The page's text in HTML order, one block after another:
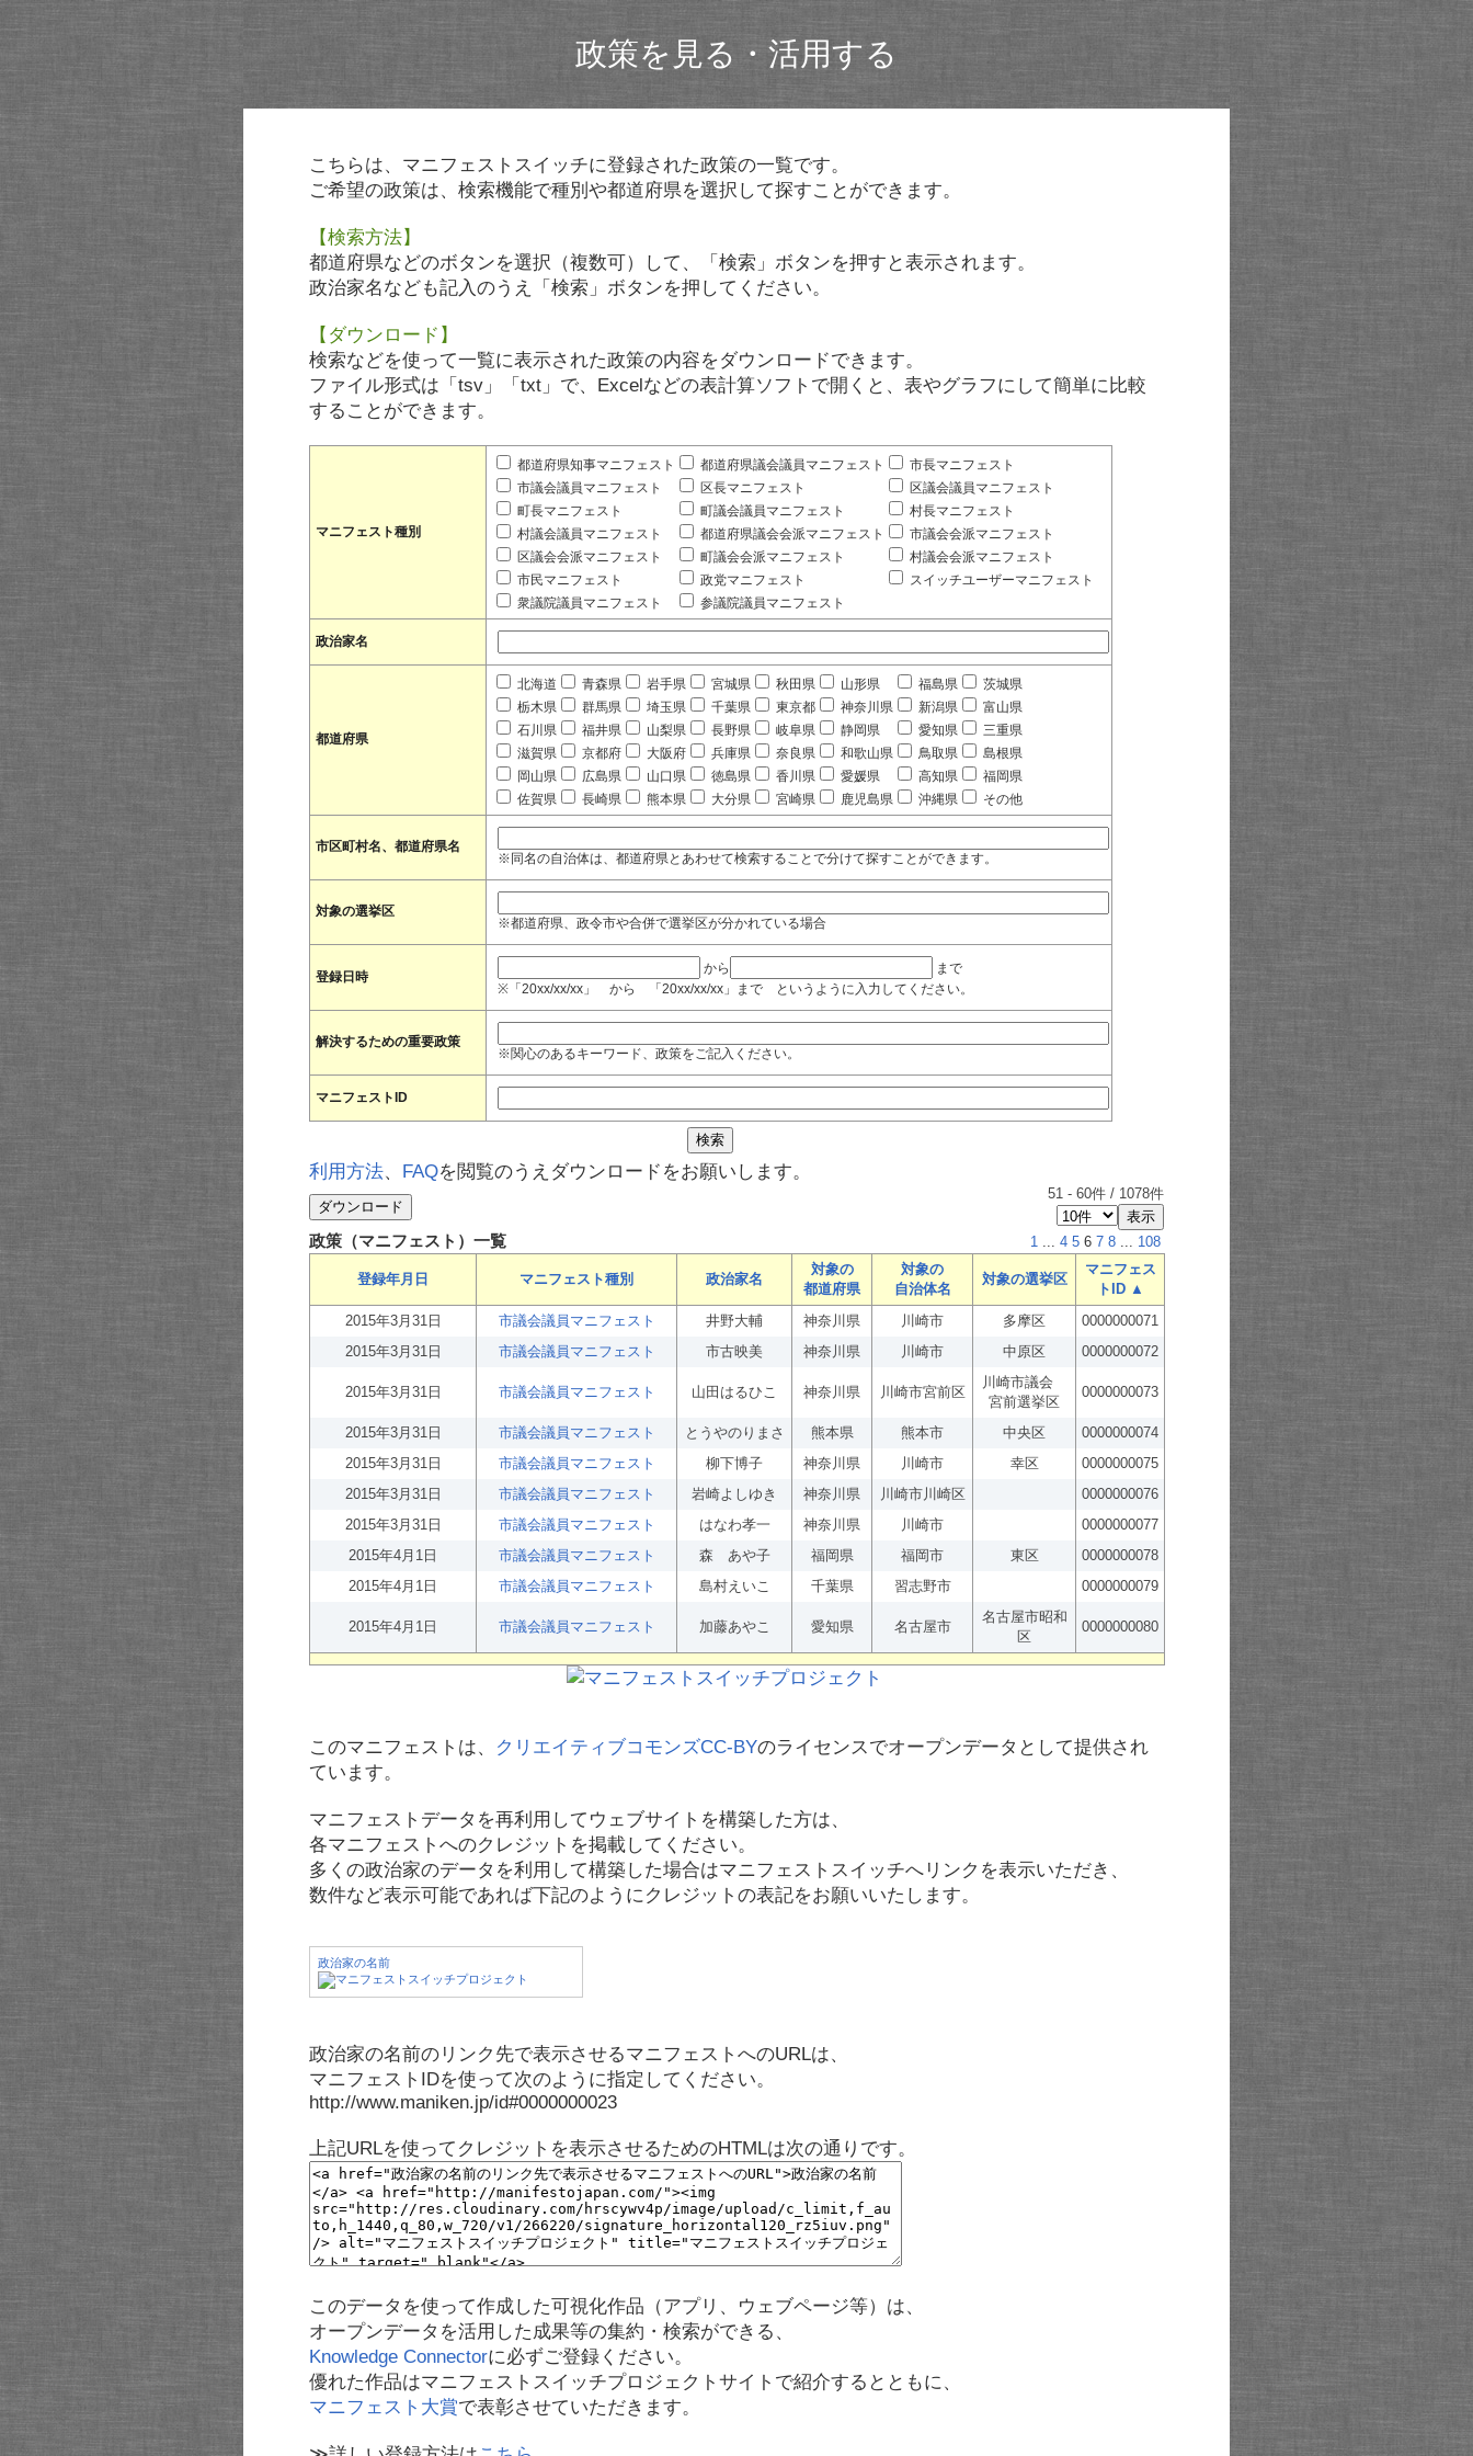
政策を見る・活用する
こちらは、マニフェストスイッチに登録された政策の一覧です。
ご希望の政策は、検索機能で種別や都道府県を選択して探すことができます。
【検索方法】
都道府県などのボタンを選択（複数可）して、「検索」ボタンを押すと表示されます。
政治家名なども記入のうえ「検索」ボタンを押してください。
【ダウンロード】
検索などを使って一覧に表示された政策の内容をダウンロードできます。
ファイル形式は「tsv」「txt」で、Excelなどの表計算ソフトで開くと、表やグラフにして簡単に比較
することができます。
マニフェスト種別
都道府県知事マニフェスト 都道府県議会議員マニフェスト
市長マニフェスト
市議会議員マニフェスト
区長マニフェスト
区議会議員マニフェスト
町長マニフェスト
町議会議員マニフェスト
村長マニフェスト
村議会議員マニフェスト
都道府県議会会派マニフェスト
市議会会派マニフェスト
区議会会派マニフェスト
町議会会派マニフェスト
村議会会派マニフェスト
市民マニフェスト
政党マニフェスト
スイッチユーザーマニフェスト
衆議院議員マニフェスト
参議院議員マニフェスト
政治家名
都道府県
北海道 青森県 岩手県 宮城県 秋田県 山形県 福島県
茨城県
栃木県
群馬県 埼玉県 千葉県 東京都 神奈川県 新潟県
富山県
石川県
福井県 山梨県 長野県 岐阜県 静岡県 愛知県
三重県
滋賀県
京都府 大阪府 兵庫県 奈良県 和歌山県 鳥取県
島根県
岡山県
広島県 山口県 徳島県 香川県 愛媛県 高知県
福岡県
佐賀県
長崎県 熊本県 大分県 宮崎県 鹿児島県 沖縄県 その他
市区町村名、都道府県名
※同名の自治体は、都道府県とあわせて検索することで分けて探すことができます。
対象の選挙区
※都道府県、政令市や合併で選挙区が分かれている場合
登録日時
から
まで
※「20xx/xx/xx」 から 「20xx/xx/xx」まで というように入力してください。
解決するための重要政策
※関心のあるキーワード、政策をご記入ください。
マニフェストID
利用方法、 FAQを閲覧のうえダウンロードをお願いします。
51 - 60件 / 1078件
政策（マニフェスト）一覧 1 ... 4 5 6 7 8 ... 108
登録年月日 マニフェスト種別 政治家名
対象の
都道府県
対象の
自治体名
対象の選挙区
マニフェス
トID ▲
2015年3月31日
市議会議員マニフェスト 井野大輔 神奈川県 川崎市 多摩区
0000000071
2015年3月31日
市議会議員マニフェスト 市古映美 神奈川県 川崎市 中原区 0000000072
2015年3月31日 市議会議員マニフェスト 山田はるひこ 神奈川県 川崎市宮前区
川崎市議会
宮前選挙区
0000000073
2015年3月31日 市議会議員マニフェスト とうやのりまさ 熊本県 熊本市 中央区
0000000074
2015年3月31日
市議会議員マニフェスト 柳下博子 神奈川県 川崎市 幸区
0000000075
2015年3月31日
市議会議員マニフェスト 岩崎よしゆき 神奈川県 川崎市川崎区
0000000076
2015年3月31日
市議会議員マニフェスト はなわ孝一 神奈川県 川崎市
0000000077
2015年4月1日
市議会議員マニフェスト 森 あや子 福岡県 福岡市 東区
0000000078
2015年4月1日
市議会議員マニフェスト 島村えいこ 千葉県 習志野市 0000000079
2015年4月1日 市議会議員マニフェスト 加藤あやこ 愛知県 名古屋市
名古屋市昭和
区
0000000080
このマニフェストは、 クリエイティブコモンズCC-BYのライセンスでオープンデータとして提供され
ています。
マニフェストデータを再利用してウェブサイトを構築した方は、
各マニフェストへのクレジットを掲載してください。
多くの政治家のデータを利用して構築した場合はマニフェストスイッチへリンクを表示いただき、
数件など表示可能であれば下記のようにクレジットの表記をお願いいたします。
政治家の名前
政治家の名前のリンク先で表示させるマニフェストへのURLは、
マニフェストIDを使って次のように指定してください。
http://www.maniken.jp/id#0000000023
上記URLを使ってクレジットを表示させるためのHTMLは次の通りです。
このデータを使って作成した可視化作品（アプリ、ウェブページ等）は、
オープンデータを活用した成果等の集約・検索ができる、
Knowledge Connectorに必ずご登録ください。
優れた作品はマニフェストスイッチプロジェクトサイトで紹介するとともに、
マニフェスト大賞で表彰させていただきます。